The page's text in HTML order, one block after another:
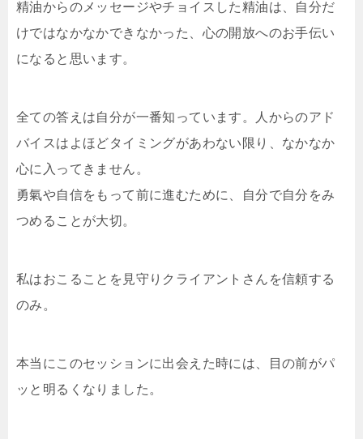
精油からのメッセージやチョイスした精油は、自分だ
けではなかなかできなかった、心の開放へのお手伝い
になると思います。
全ての答えは自分が一番知っています。人からのアド
バイスはよほどタイミングがあわない限り、なかなか
心に入ってきません。
勇氣や自信をもって前に進むために、自分で自分をみ
つめることが大切。
私はおこることを見守りクライアントさんを信頼する
のみ。
本当にこのセッションに出会えた時には、目の前がパ
ッと明るくなりました。